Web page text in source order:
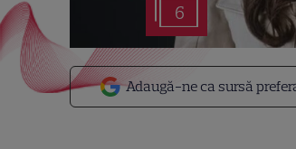
6
Adaugă-ne ca sursă